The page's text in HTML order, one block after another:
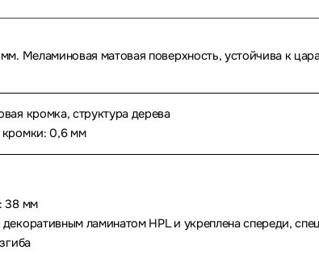
Меламиновая матовая поверхность, устойчива к
кромка, структура дерева
0,6 мм
38 мм
ламинатом HPL и укреплена спереди,